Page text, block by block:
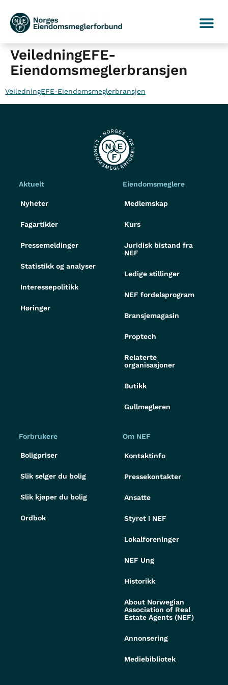
VeiledningEFE-
Eiendomsmeglerbransjen
VeiledningEFE-Eiendomsmeglerbransjen
Aktuelt
Nyheter
Fagartikler
Pressemeldinger
Statistikk og analyser
Interessepolitikk
Høringer
Eiendomsmeglere
Medlemskap
Kurs
Juridisk bistand fra
NEF
Ledige stillinger
NEF fordelsprogram
Bransjemagasin
Proptech
Relaterte
organisasjoner
Butikk
Gullmegleren
Forbrukere
Boligpriser
Slik selger du bolig
Slik kjøper du bolig
Ordbok
Om NEF
Kontaktinfo
Pressekontakter
Ansatte
Styret i NEF
Lokalforeninger
NEF Ung
Historikk
About Norwegian
Association of Real
Estate Agents (NEF)
Annonsering
Mediebibliotek